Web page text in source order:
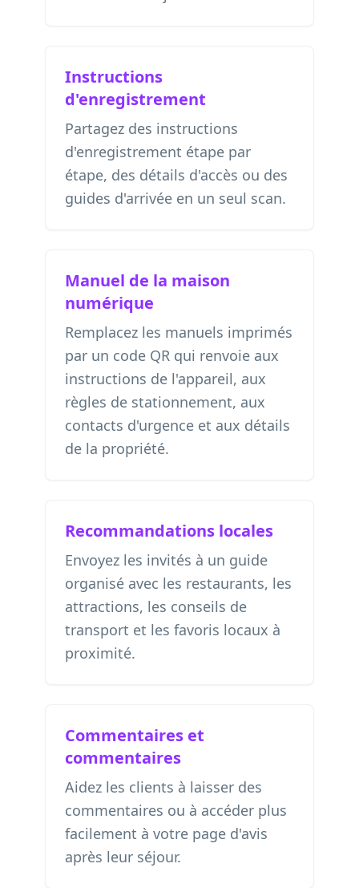
Instructions
d'enregistrement
Partagez des instructions
d'enregistrement étape par
étape, des détails d'accès ou des
guides d'arrivée en un seul scan.
Manuel de la maison
numérique
Remplacez les manuels imprimés
par un code QR qui renvoie aux
instructions de l'appareil, aux
règles de stationnement, aux
contacts d'urgence et aux détails
de la propriété.
Recommandations locales
Envoyez les invités à un guide
organisé avec les restaurants, les
attractions, les conseils de
transport et les favoris locaux à
proximité.
Commentaires et
commentaires
Aidez les clients à laisser des
commentaires ou à accéder plus
facilement à votre page d'avis
après leur séjour.